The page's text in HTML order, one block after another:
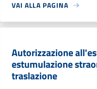
VAI ALLA PAGINA
Autorizzazione
estumulazione
traslazione